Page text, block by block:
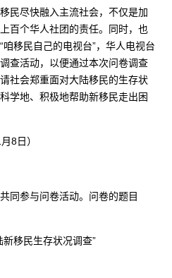
民尽快融入主流社会，不仅是加
百个华人社团的责任。同时，也
移民自己的电视台”，华人电视台
查活动，以便通过本次问卷调查
社会郑重面对大陆移民的生存状
学地、积极地帮助新移民走出困
8日）
同参与问卷活动。问卷的题目
移民生存状况调查”